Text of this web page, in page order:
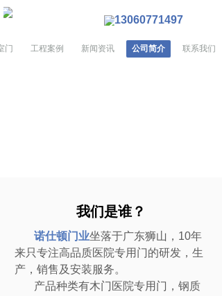
13060771497
门 工程案例 新闻资讯 公司简介 联系我们
我们是谁？
诺仕顿门业坐落于广东狮山，10年
来只专注高品质医院专用门的研发，生
产，销售及安装服务。
产品种类有木门医院专用门，钢质